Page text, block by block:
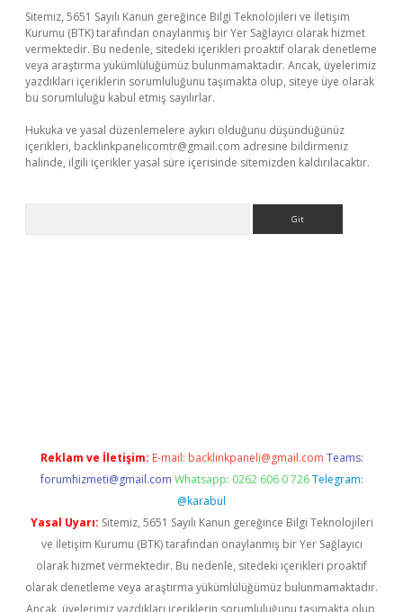
Sitemiz, 5651 Sayılı Kanun gereğince Bilgi Teknolojileri ve İletişim
Kurumu (BTK) tarafından onaylanmış bir Yer Sağlayıcı olarak hizmet
vermektedir. Bu nedenle, sitedeki içerikleri proaktif olarak denetleme
veya araştırma yükümlülüğümüz bulunmamaktadır. Ancak, üyelerimiz
yazdıkları içeriklerin sorumluluğunu taşımakta olup, siteye üye olarak
bu sorumluluğu kabul etmiş sayılırlar.
Hukuka ve yasal düzenlemelere aykırı olduğunu düşündüğünüz
içerikleri, backlinkpanelicomtr@gmail.com adresine bildirmeniz
halinde, ilgili içerikler yasal süre içerisinde sitemizden kaldırılacaktır.
Reklam ve İletişim: E-mail: backlinkpaneli@gmail.com Teams:
forumhizmeti@gmail.com Whatsapp: 0262 606 0 726 Telegram:
@karabul
Yasal Uyarı: Sitemiz, 5651 Sayılı Kanun gereğince Bilgi Teknolojileri
ve İletişim Kurumu (BTK) tarafından onaylanmış bir Yer Sağlayıcı
olarak hizmet vermektedir. Bu nedenle, sitedeki içerikleri proaktif
olarak denetleme veya araştırma yükümlülüğümüz bulunmamaktadır.
Ancak, üyelerimiz yazdıkları içeriklerin sorumluluğunu taşımakta olup,